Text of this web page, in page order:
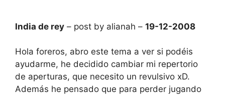
India de rey – post by alianah – 19-12-2008
Hola foreros, abro este tema a ver si podéis
ayudarme, he decidido cambiar mi repertorio
de aperturas, que necesito un revulsivo xD.
Además he pensado que para perder jugando